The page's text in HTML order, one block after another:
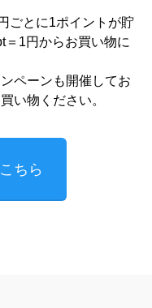
ごとに1ポイントが貯
＝1円からお買い物に
ペーンも開催してお
い物ください。
ちら